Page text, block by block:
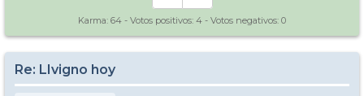
Karma: 64 - Votos positivos: 4 - Votos negativos: 0
Re: LIvigno hoy